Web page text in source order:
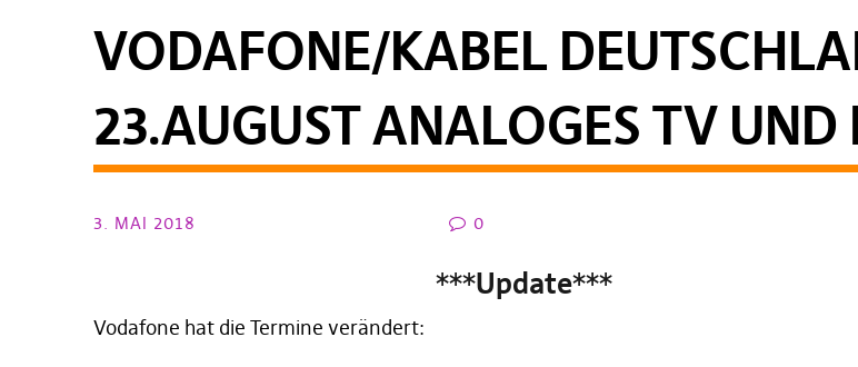
VODAFONE/KABEL
23.AUGUST ANALOGES TV
3. MAI 2018 0
***Update***
Vodafone hat die Termine verändert: